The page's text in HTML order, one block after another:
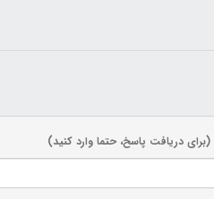
(برای دریافت پاسخ، حتما وارد کنید)